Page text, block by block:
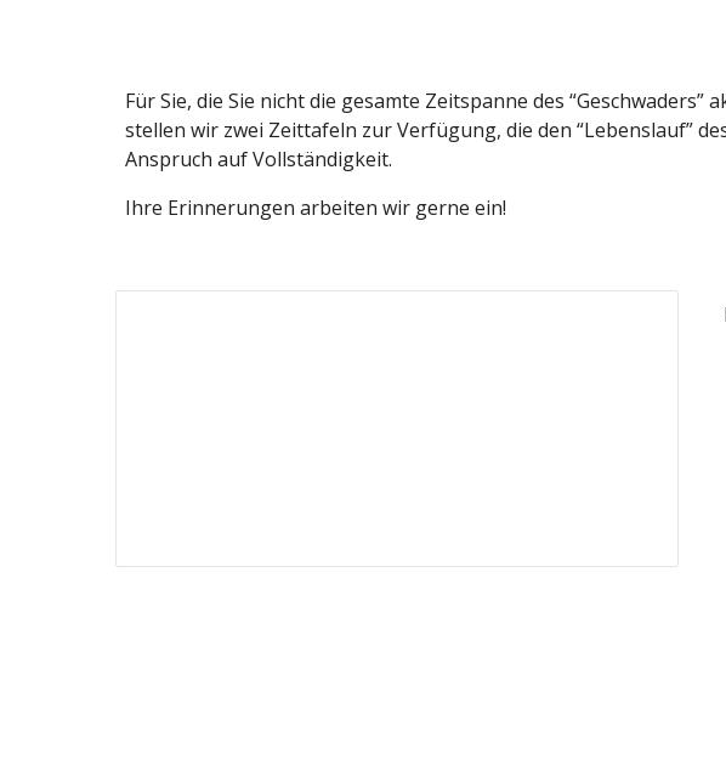
Für Sie, die Sie nicht die gesamte Zeitspanne des
stellen wir zwei Zeittafeln zur Verfügung, die den “Lebenslauf”
Anspruch auf Vollständigkeit.
Ihre Erinnerungen arbeiten wir gerne ein!